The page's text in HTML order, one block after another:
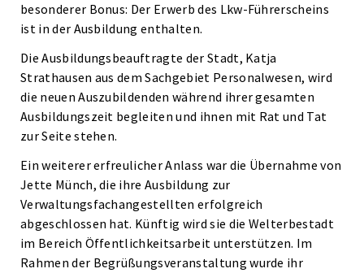
besonderer Bonus: Der Erwerb des Lkw-Führerscheins
ist in der Ausbildung enthalten.
Die Ausbildungsbeauftragte der Stadt, Katja
Strathausen aus dem Sachgebiet Personalwesen, wird
die neuen Auszubildenden während ihrer gesamten
Ausbildungszeit begleiten und ihnen mit Rat und Tat
zur Seite stehen.
Ein weiterer erfreulicher Anlass war die Übernahme von
Jette Münch, die ihre Ausbildung zur
Verwaltungsfachangestellten erfolgreich
abgeschlossen hat. Künftig wird sie die Welterbestadt
im Bereich Öffentlichkeitsarbeit unterstützen. Im
Rahmen der Begrüßungsveranstaltung wurde ihr